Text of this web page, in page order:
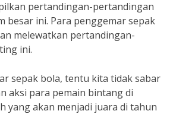
pertandingan-pertandingan
besar ini. Para penggemar sepak
melewatkan pertandingan-
ini.
sepak bola, tentu kita tidak sabar
aksi para pemain bintang di
yang akan menjadi juara di tahun